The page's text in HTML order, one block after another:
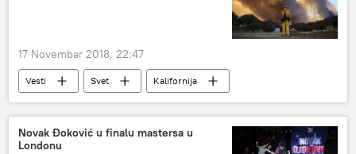
17 Novembar 2018, 22:47
Vesti Svet
Kalifornija
klizišta
požari
Novak Đoković u finalu mastersa u
Londonu